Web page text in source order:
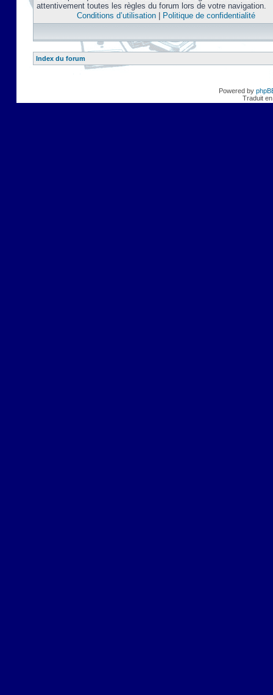
attentivement toutes les règles du forum lors de votre navigation.
Conditions d’utilisation| Politique de confidentialité
Index du forum
Powered by
Traduit